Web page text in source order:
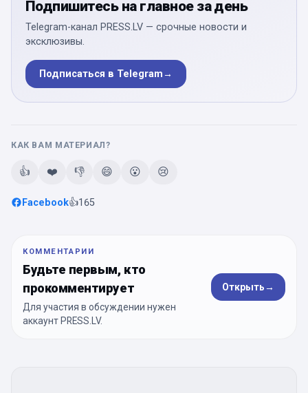
Подпишитесь на главное за день
Telegram-канал PRESS.LV — срочные новости и
эксклюзивы.
Подписаться в Telegram→
КАК ВАМ МАТЕРИАЛ?
👍 ❤️ 👎 😄 😮 😢
Facebook👍165
КОММЕНТАРИИ
Будьте первым, кто
прокомментирует
Для участия в обсуждении нужен
аккаунт PRESS.LV.
Открыть→